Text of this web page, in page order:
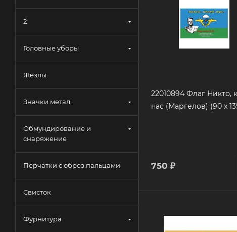
22010894 Флаг Никто,
нас (Маргелов) (90 x
750 ₽
2
Головные уборы
Жезлы
Значки метал.
Обмундирование и
снаряжение
Перчатки с обрез.пальцами
Свисток
Фурнитура